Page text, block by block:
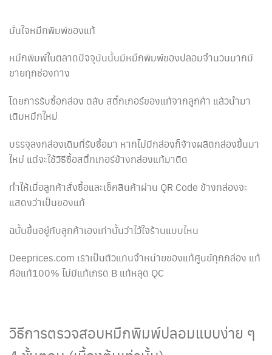
มั่นใจหมึกพิมพ์ของแท้
หมึกพิมพ์ในตลาดปัจจุบันนั้นมีหมึกพิมพ์ของปลอมจำนวนมากมี
ขายทุกช่องทาง
โดยการรับซื้อกล่อง ตลับ สติ๊กเกอร์ของแท้จากลูกค้า แล้วนำมา
เติมหมึกใหม่
บรรจุลงกล่องเดิมที่รับซื้อมา หากไม่มีกล่องก็จ้างผลิตกล่องขึ้นมา
ใหม่ แต่จะใช้วิธีซื้อสติ๊กเกอร์ข้างกล่องแท้มาติด
ทำให้เมื่อลูกค้าสั่งซื้อและเช็คสินค้าผ่าน QR Code ข้างกล่องจะ
แสดงว่าเป็นของแท้
ฉนั้นขึ้นอยู่กับลูกค้าเองเท่านั้นว่าไว้ใจร้านแบบไหน
Deeprices.com เราเป็นตัวแทนจำหน่ายของแท้ศูนย์ทุกกล่อง แท้
คือแท้100% ไม่มีแท้เกรด B แท้หลุด QC
วิธีการตรวจสอบหมึกพิมพ์ปลอมแบบง่าย ๆ